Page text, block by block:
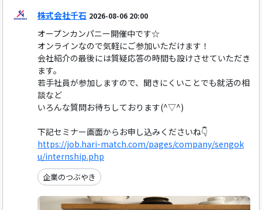
株式会社千石 2026-08-06 20:00
オープンカンパニー開催中です☆
オンラインなので気軽にご参加いただけます！
会社紹介の最後には質疑応答の時間も設けさせていただき
ます。
若手社員が参加しますので、聞きにくいことでも就活の相
談など
いろんな質問お待ちしております(^▽^)
下記セミナー画面からお申し込みくださいね👇
https://job.hari-match.com/pages/company/sengok
u/internship.php
企業のつぶやき